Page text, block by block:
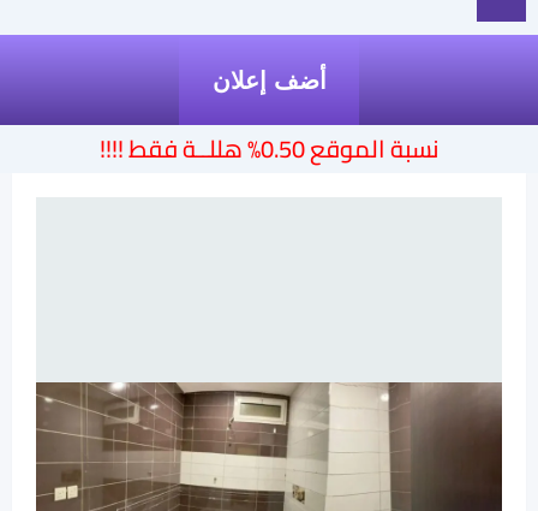
أضف إعلان
نسبة الموقع 0.50% هللــة فقط !!!!